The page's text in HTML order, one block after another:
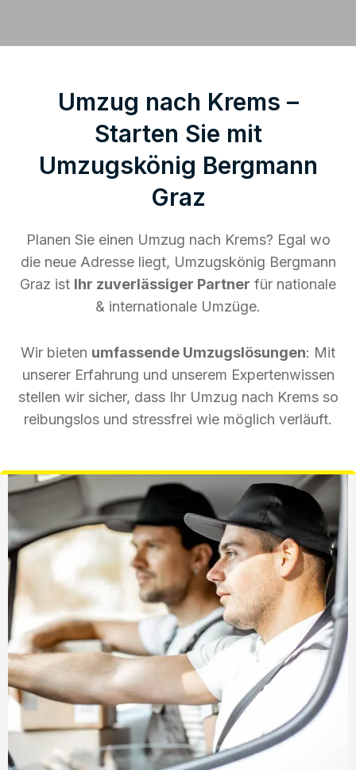
Umzug nach Krems –
Starten Sie mit
Umzugskönig Bergmann
Graz
Planen Sie einen Umzug nach Krems? Egal wo
die neue Adresse liegt, Umzugskönig Bergmann
Graz ist Ihr zuverlässiger Partner für nationale
& internationale Umzüge.
Wir bieten umfassende Umzugslösungen: Mit
unserer Erfahrung und unserem Expertenwissen
stellen wir sicher, dass Ihr Umzug nach Krems so
reibungslos und stressfrei wie möglich verläuft.